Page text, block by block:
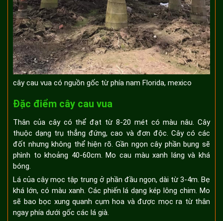
cây cau vua có nguồn gốc từ phía nam Florida, mexico
Đặc điểm cây cau vua
Thân của cây có thể đạt từ 8-20 mét có màu nâu. Cây
thuộc dạng trụ thẳng đứng, cao và đơn độc. Cây có các
đốt nhưng không thể hiện rõ. Gần ngọn cây phần bụng sẽ
phình to khoảng 40-60cm. Mo cau màu xanh láng và khá
bóng.
Lá của cây mọc tập trung ở phần đầu ngọn, dài từ 3-4m. Bẹ
khá lớn, có màu xanh. Các phiến lá dạng kép lông chim. Mo
sẽ bao bọc xung quanh cụm hoa và được mọc ra từ thân
ngay phía dưới gốc các lá già.